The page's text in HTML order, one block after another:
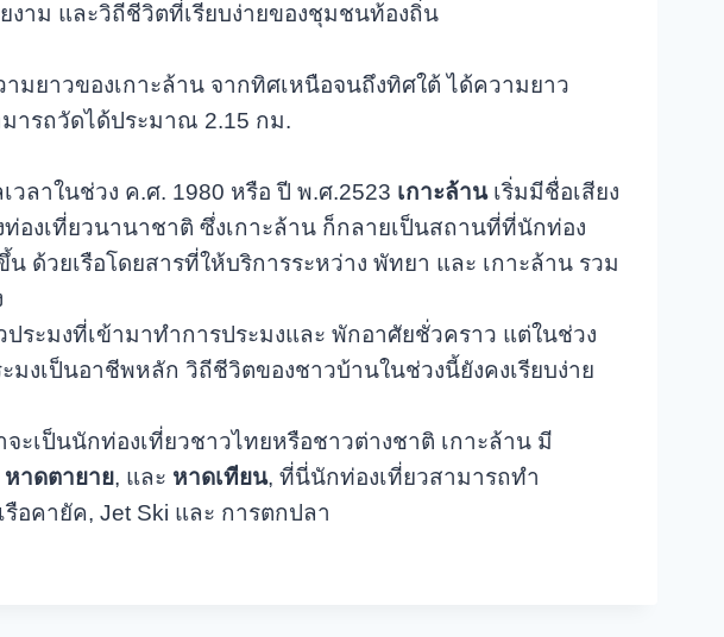
าม และวิถีชีวิตที่เรียบง่ายของชุมชนท้องถิ่น
ยาวของเกาะล้าน จากทิศเหนือจนถึงทิศใต้ ได้ความยาว
ารถวัดได้ประมาณ 2.15 กม.
ลาในช่วง ค.ศ. 1980 หรือ ปี พ.ศ.2523 เกาะล้านเริ่มมีชื่อเสียง
ท่องเที่ยวนานาชาติ ซึ่งเกาะล้าน ก็กลายเป็นสถานที่ที่นักท่อง
ด้วยเรือโดยสารที่ให้บริการระหว่าง พัทยา และ เกาะล้าน รวม
ะมงที่เข้ามาทำการประมงและ พักอาศัยชั่วคราว แต่ในช่วง
งเป็นอาชีพหลัก วิถีชีวิตของชาวบ้านในช่วงนี้ยังคงเรียบง่าย
ะเป็นนักท่องเที่ยวชาวไทยหรือชาวต่างชาติ เกาะล้าน มี
หาดตายาย, และ หาดเทียน, ที่นี่นักท่องเที่ยวสามารถทำ
อคายัค, Jet Ski และ การตกปลา